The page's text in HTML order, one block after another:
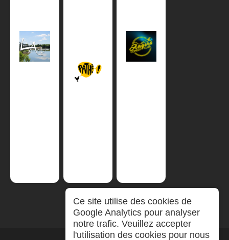
Ce site utilise des cookies de
Google Analytics pour analyser
notre trafic. Veuillez accepter
l'utilisation des cookies pour nous